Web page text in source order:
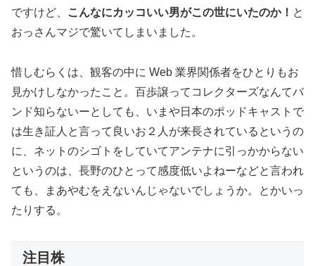
ですけど、
こんなにカッコいい男がこの世にいたのか！ と
おっさんマジで驚いてしまいました。
惜しむらくは、観客の中に Web 業界関係者をひとりもお
見かけしなかったこと。百歩譲ってコレクターズなんてバ
ンド知らないーとしても、いまや日本のポッドキャストで
は生き証人と言って良いお２人が来長されているというの
に、ネットのシゴトをしていてアンテナに引っかからない
というのは、長野のひとって感度低いよねーなどと言われ
ても、まあやむをえないんじゃないでしょうか。とかいっ
たりする。
注目株